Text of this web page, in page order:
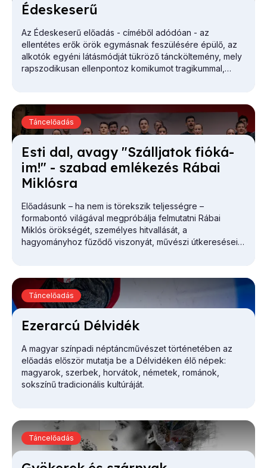
Édes­ke­se­rű
Az Édeskeserű előadás - címéből adódóan - az
ellentétes erők örök egymásnak feszülésére épülő, az
alkotók egyéni látásmódját tükröző táncköltemény, mely
rapszodikusan ellenpontoz komikumot tragikummal,
Es­ti dal, avagy "Száll­ja­tok fi­ó­ká­
im!" - sza­bad em­lé­ke­zés Rá­bai
Mik­lós­ra
Előadásunk – ha nem is törekszik teljességre –
formabontó világával megpróbálja felmutatni Rábai
Miklós örökségét, személyes hitvallását, a
hagyományhoz fűződő viszonyát, művészi útkereséseit,
Táncelőadás
Ezer­ar­cú Dél­vi­dék
A magyar színpadi néptáncművészet történetében az
előadás először mutatja be a Délvidéken élő népek:
magyarok, szerbek, horvátok, németek, románok,
sokszínű tradicionális kultúráját.
Táncelőadás
Táncelőadás